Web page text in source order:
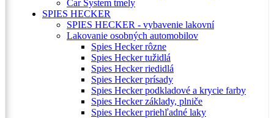
Car System tmely
SPIES HECKER
SPIES HECKER - vybavenie lakovní
Lakovanie osobných automobilov
Spies Hecker rôzne
Spies Hecker tužidlá
Spies Hecker riedidlá
Spies Hecker prísady
Spies Hecker podkladové a krycie farby
Spies Hecker základy, plniče
Spies Hecker priehľadné laky